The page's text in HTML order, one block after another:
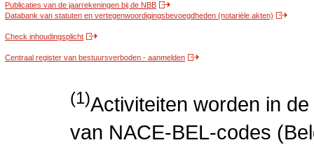
Publicaties van de jaarrekeningen bij de NBB
Databank van statuten en vertegenwoordigingsbevoegdheden (notariële akten)
Check inhoudingsplicht
Centraal register van bestuursverboden - aanmelden
(1)Activiteiten worden in
van NACE-BEL-codes